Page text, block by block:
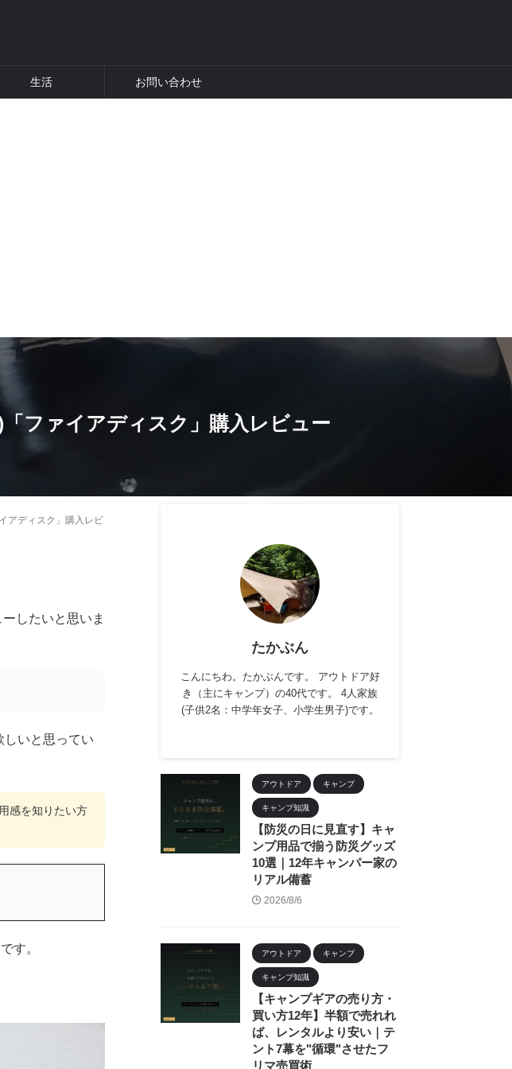
生活 お問い合わせ
ファイアディスク」購入レビュー
アディスク」購入レビ
したいと思いま
しいと思ってい
感を知りたい方
す。
たかぶん
こんにちわ。たかぶんです。 アウトドア好
き（主にキャンプ）の40代です。 4人家族
(子供2名：中学年女子、小学生男子)です。
アウトドア キャンプ
キャンプ知識
【防災の日に見直す】キャ
ンプ用品で揃う防災グッズ
10選｜12年キャンパー家の
リアル備蓄
2026/8/6
アウトドア キャンプ
キャンプ知識
【キャンプギアの売り方・
買い方12年】半額で売れれ
ば、レンタルより安い｜テ
ント7幕を"循環"させたフ
リマ売買術